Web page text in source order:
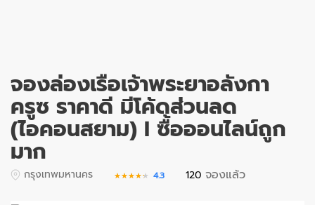
จองล่องเรือเจ้าพระยาอลังกา
ครูซ ราคาดี มีโค้ดส่วนลด
(ไอคอนสยาม) I ซื้อออนไลน์ถูก
มาก
กรุงเทพมหานคร ★★★★★
★★★★★ 4.3 120 จองแล้ว